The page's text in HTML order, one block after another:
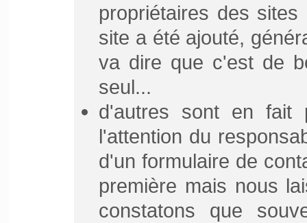
propriétaires des
site a été ajouté,
va dire que c'est de
seul...
d'autres sont en fait
l'attention du
d'un formulaire de
première mais nous
constatons que